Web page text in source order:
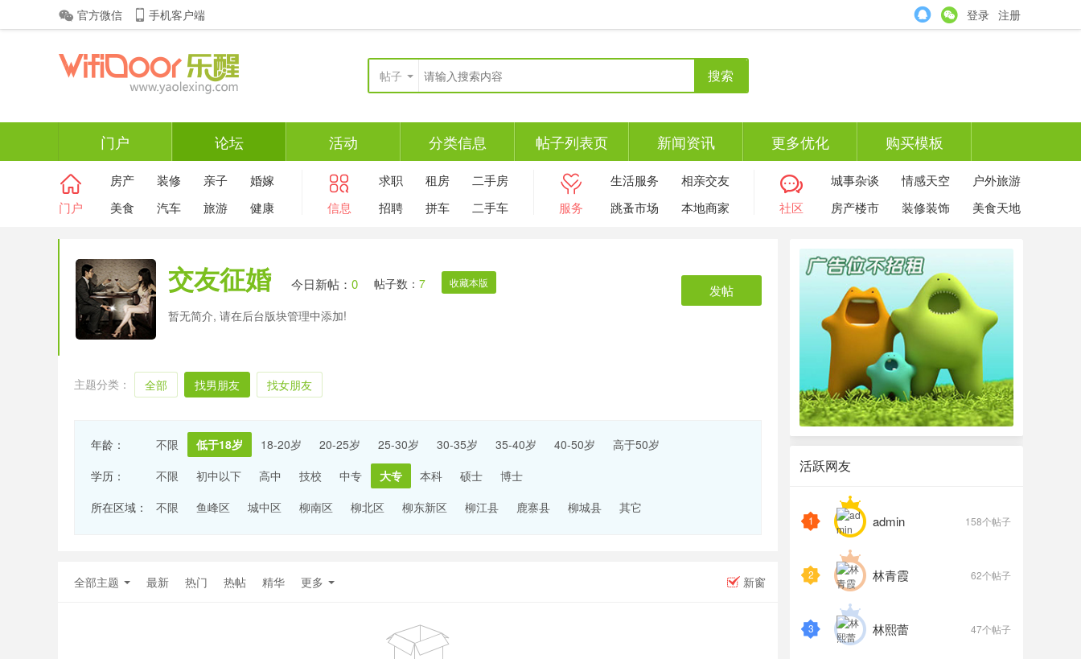
官方微信 手机客户端 登录 注册
帖子 搜索
门户 论坛 活动 分类信息 帖子列表页 新闻资讯 更多优化 购买模板
门户
房产 装修 亲子
婚嫁
美食
汽车 旅游 健康 信息
求职 租房
二手房
招聘
拼车 二手车 服务
生活服务
相亲交友
跳蚤市场
本地商家 社区
城事杂谈 情感天空
户外旅游
房产楼市
装修装饰 美食天地
交友征婚 今日新帖： 0 帖子数： 7 收藏本版
暂无简介, 请在后台版块管理中添加!
发帖
主题分类： 全部 找男朋友 找女朋友
年龄： 不限 低于18岁 18-20岁 20-25岁 25-30岁 30-35岁 35-40岁 40-50岁
高于50岁
学历：
不限 初中以下 高中 技校 中专 大专 本科 硕士
博士
所在区域：
不限 鱼峰区 城中区 柳南区 柳北区 柳东新区 柳江县 鹿寨县 柳城县 其它
新窗
全部主题 最新 热门 热帖 精华 更多
活跃网友
1 admin 158个帖子
2 林青霞 62个帖子
3 林熙蕾 47个帖子